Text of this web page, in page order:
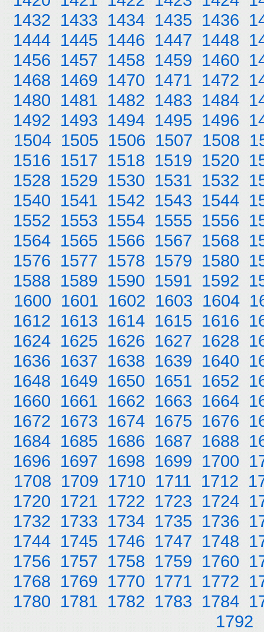
1432 1433 1434 1435 1436
1444 1445 1446 1447 1448
1456 1457 1458 1459 1460
1468 1469 1470 1471 1472
1480 1481 1482 1483 1484
1492 1493 1494 1495 1496
1504 1505 1506 1507 1508
1516 1517 1518 1519 1520
1528 1529 1530 1531 1532
1540 1541 1542 1543 1544
1552 1553 1554 1555 1556
1564 1565 1566 1567 1568
1576 1577 1578 1579 1580
1588 1589 1590 1591 1592
1600 1601 1602 1603 1604
1612 1613 1614 1615 1616
1624 1625 1626 1627 1628
1636 1637 1638 1639 1640
1648 1649 1650 1651 1652
1660 1661 1662 1663 1664
1672 1673 1674 1675 1676
1684 1685 1686 1687 1688
1696 1697 1698 1699 1700
1708 1709 1710 1711 1712
1720 1721 1722 1723 1724
1732 1733 1734 1735 1736
1744 1745 1746 1747 1748
1756 1757 1758 1759 1760
1768 1769 1770 1771 1772
1780 1781 1782 1783 1784
1792